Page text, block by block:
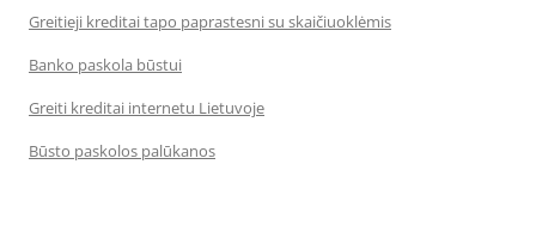
Greitieji kreditai tapo paprastesni su skaičiuoklėmis
Banko paskola būstui
Greiti kreditai internetu Lietuvoje
Būsto paskolos palūkanos